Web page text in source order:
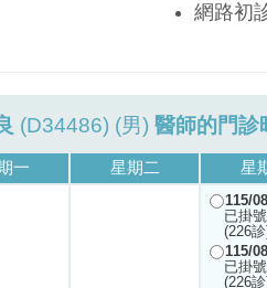
網路初